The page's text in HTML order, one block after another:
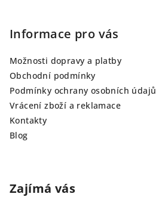
Informace pro vás
Možnosti dopravy a platby
Obchodní podmínky
Podmínky ochrany osobních údajů
Vrácení zboží a reklamace
Kontakty
Blog
Zajímá vás